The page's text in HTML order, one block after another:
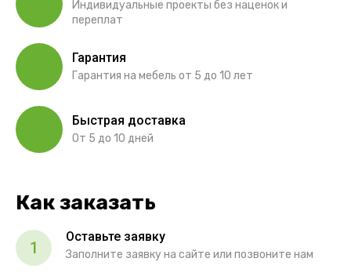
Индивидуальные проекты без наценок и
переплат
Гарантия
Гарантия на мебель от 5 до 10 лет
Быстрая доставка
От 5 до 10 дней
Как заказать
1
Оставьте заявку
Заполните заявку на сайте или позвоните нам